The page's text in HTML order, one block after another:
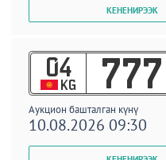
04
KG 777
Аукцион башталган күнү
10.08.2026 09:30